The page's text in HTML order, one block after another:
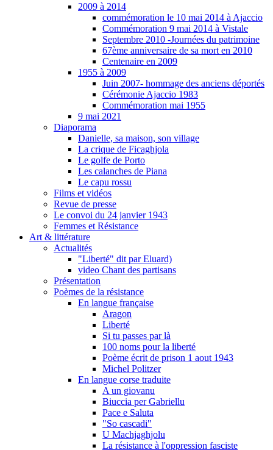
2009 à 2014
commémoration le 10 mai 2014 à Ajaccio
Commémoration 9 mai 2014 à Vistale
Septembre 2010 -Journées du patrimoine
67ème anniversaire de sa mort en 2010
Centenaire en 2009
1955 à 2009
Juin 2007- hommage des anciens déportés
Cérémonie Ajaccio 1983
Commémoration mai 1955
9 mai 2021
Diaporama
Danielle, sa maison, son village
La crique de Ficaghjola
Le golfe de Porto
Les calanches de Piana
Le capu rossu
Films et vidéos
Revue de presse
Le convoi du 24 janvier 1943
Femmes et Résistance
Art & littérature
Actualités
"Liberté" dit par Eluard)
video Chant des partisans
Présentation
Poèmes de la résistance
En langue française
Aragon
Liberté
Si tu passes par là
100 noms pour la liberté
Poème écrit de prison 1 aout 1943
Michel Politzer
En langue corse traduite
A un giovanu
Biuccia per Gabriellu
Pace e Saluta
"So cascadi"
U Machjaghjolu
La résistance à l'oppression fasciste